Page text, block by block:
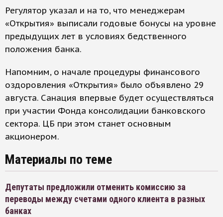
Регулятор указал и на то, что менеджерам
«Открытия» выписали годовые бонусы на уровне
предыдущих лет в условиях бедственного
положения банка.
Напомним, о начале процедуры финансового
оздоровления «Открытия» было объявлено 29
августа. Санация впервые будет осуществляться
при участии Фонда консолидации банковского
сектора. ЦБ при этом станет основным
акционером.
Материалы по теме
Депутаты предложили отменить комиссию за
переводы между счетами одного клиента в разных
банках